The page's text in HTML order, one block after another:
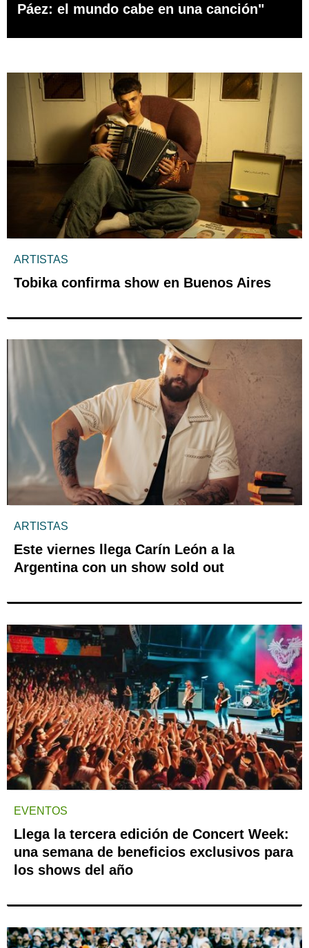
Páez: el mundo cabe en una canción"
ARTISTAS
Tobika confirma show en Buenos Aires
ARTISTAS
Este viernes llega Carín León a la
Argentina con un show sold out
EVENTOS
Llega la tercera edición de Concert Week:
una semana de beneficios exclusivos para
los shows del año